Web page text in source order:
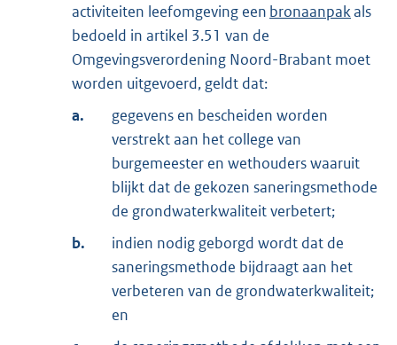
activiteiten leefomgeving een bronaanpakals
bedoeld in artikel 3.51 van de
Omgevingsverordening Noord-Brabant moet
worden uitgevoerd, geldt dat:
a.
gegevens en bescheiden worden
verstrekt aan het college van
burgemeester en wethouders waaruit
blijkt dat de gekozen saneringsmethode
de grondwaterkwaliteit verbetert;
b.
indien nodig geborgd wordt dat de
saneringsmethode bijdraagt aan het
verbeteren van de grondwaterkwaliteit;
en